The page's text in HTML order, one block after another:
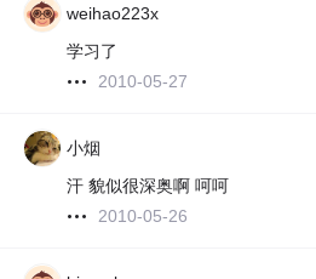
weihao223x
学习了
2010-05-27
小烟
汗 貌似很深奥啊 呵呵
2010-05-26